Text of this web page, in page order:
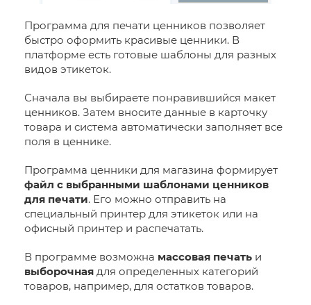
Программа для печати ценников позволяет
быстро оформить красивые ценники. В
платформе есть готовые шаблоны для разных
видов этикеток.
Сначала вы выбираете понравившийся макет
ценников. Затем вносите данные в карточку
товара и система автоматически заполняет все
поля в ценнике.
Программа ценники для магазина формирует
файл с выбранными шаблонами ценников
для печати. Его можно отправить на
специальный принтер для этикеток или на
офисный принтер и распечатать.
В программе возможна массовая печать и
выборочная для определенных категорий
товаров, например, для остатков товаров.